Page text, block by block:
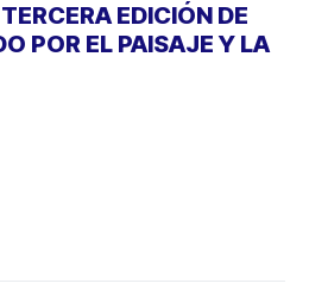
EDICIÓN DE
POR EL PAISAJE Y LA